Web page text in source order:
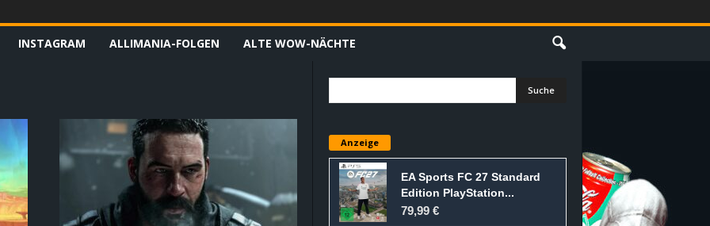
INSTAGRAM ALLIMANIA-FOLGEN ALTE WOW-NÄCHTE
Anzeige
EA Sports FC 27 Standard
Edition PlayStation...
79,99 €